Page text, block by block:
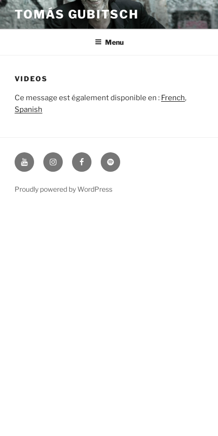
Skip
to
content
TOMÁS GUBITSCH
Menu
VIDEOS
Ce message est également disponible en : French
Spanish
YoutubeInstagramFacebookSpotify
Proudly powered by WordPress